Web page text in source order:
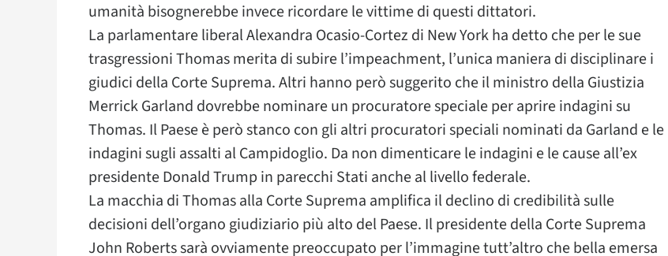
umanità bisognerebbe invece ricordare le vittime di questi dittatori.
La parlamentare liberal Alexandra Ocasio-Cortez di New York ha detto che per le sue
trasgressioni Thomas merita di subire l’impeachment, l’unica maniera di disciplinare i
giudici della Corte Suprema. Altri hanno però suggerito che il ministro della Giustizia
Merrick Garland dovrebbe nominare un procuratore speciale per aprire indagini su
Thomas. Il Paese è però stanco con gli altri procuratori speciali nominati da Garland e le
indagini sugli assalti al Campidoglio. Da non dimenticare le indagini e le cause all’ex
presidente Donald Trump in parecchi Stati anche al livello federale.
La macchia di Thomas alla Corte Suprema amplifica il declino di credibilità sulle
decisioni dell’organo giudiziario più alto del Paese. Il presidente della Corte Suprema
John Roberts sarà ovviamente preoccupato per l’immagine tutt’altro che bella emersa